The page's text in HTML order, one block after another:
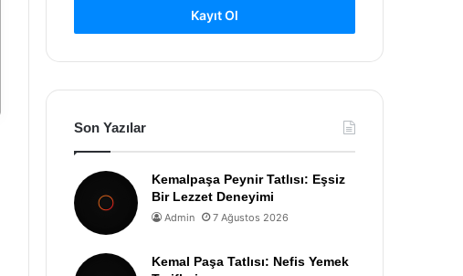
Kayıt Ol
Son Yazılar
Kemalpaşa Peynir Tatlısı: Eşsiz
Bir Lezzet Deneyimi
Admin 7 Ağustos 2026
Kemal Paşa Tatlısı: Nefis Yemek